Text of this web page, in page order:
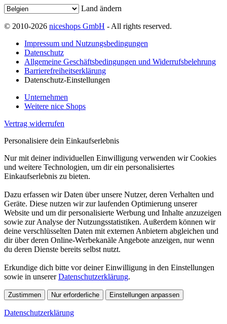
Land ändern
© 2010-2026 niceshops GmbH - All rights reserved.
Impressum und Nutzungsbedingungen
Datenschutz
Allgemeine Geschäftsbedingungen und Widerrufsbelehrung
Barrierefreiheitserklärung
Datenschutz-Einstellungen
Unternehmen
Weitere nice Shops
Vertrag widerrufen
Personalisiere dein Einkaufserlebnis
Nur mit deiner individuellen Einwilligung verwenden wir Cookies
und weitere Technologien, um dir ein personalisiertes
Einkaufserlebnis zu bieten.
Dazu erfassen wir Daten über unsere Nutzer, deren Verhalten und
Geräte. Diese nutzen wir zur laufenden Optimierung unserer
Website und um dir personalisierte Werbung und Inhalte anzuzeigen
sowie zur Analyse der Nutzungsstatistiken. Außerdem können wir
deine verschlüsselten Daten mit externen Anbietern abgleichen und
dir über deren Online-Werbekanäle Angebote anzeigen, nur wenn
du deren Dienste bereits selbst nutzt.
Erkundige dich bitte vor deiner Einwilligung in den Einstellungen
sowie in unsererDatenschutzerklärung.
Zustimmen Nur erforderliche Einstellungen anpassen
Datenschutzerklärung